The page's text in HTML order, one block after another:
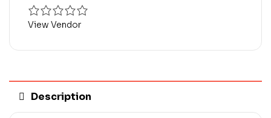
View Vendor
Description